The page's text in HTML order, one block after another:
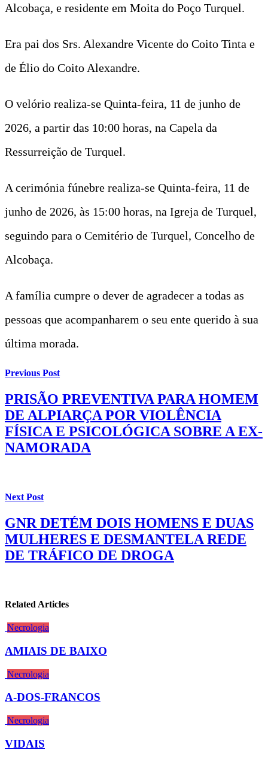
Alcobaça, e residente em Moita do Poço Turquel.
Era pai dos Srs. Alexandre Vicente do Coito Tinta e
de Élio do Coito Alexandre.
O velório realiza-se Quinta-feira, 11 de junho de
2026, a partir das 10:00 horas, na Capela da
Ressurreição de Turquel.
A cerimónia fúnebre realiza-se Quinta-feira, 11 de
junho de 2026, às 15:00 horas, na Igreja de Turquel,
seguindo para o Cemitério de Turquel, Concelho de
Alcobaça.
A família cumpre o dever de agradecer a todas as
pessoas que acompanharem o seu ente querido à sua
última morada.
Previous Post
PRISÃO PREVENTIVA PARA HOMEM
DE ALPIARÇA POR VIOLÊNCIA
FÍSICA E PSICOLÓGICA SOBRE A EX-
NAMORADA
Next Post
GNR DETÉM DOIS HOMENS E DUAS
MULHERES E DESMANTELA REDE
DE TRÁFICO DE DROGA
Related Articles
Necrologia
AMIAIS DE BAIXO
Necrologia
A-DOS-FRANCOS
Necrologia
VIDAIS